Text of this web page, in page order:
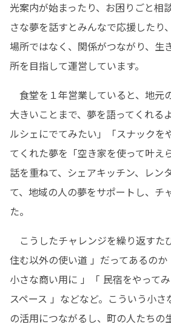
光案内が始まったり、お困りごと相
さな夢を話すとみんなで応援したり
場所ではなく、関係がつながり、生
所を目指して運営しています。
食堂を１年営業していると、地元
大きいことまで、夢を語ってくれる
ルシェにでてみたい」「スナックを
てくれた夢を「空き家を使って叶え
話を重ねて、シェアキッチン、レン
て、地域の人の夢をサポートし、チ
た。
こうしたチャレンジを繰り返すた
住む以外の使い道 」だってあるのか
小さな商い用に 」「 民宿をやって
スペース 」などなど。こういう小
の活用につながるし、町の人たちの